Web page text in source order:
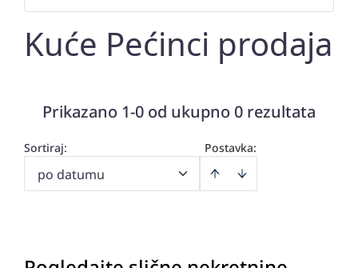
Kuće Pećinci prodaja
Prikazano 1-0 od ukupno 0 rezultata
Postavka:
Sortiraj:
po datumu